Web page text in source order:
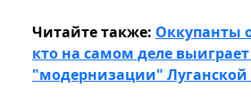
Читайте также: Оккупанты
кто на самом деле
"модернизации" Луганской